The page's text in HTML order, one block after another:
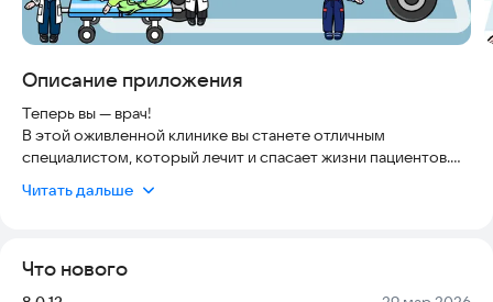
Описание приложения
Теперь вы — врач!
В этой оживленной клинике вы станете отличным
специалистом, который лечит и спасает жизни пациентов.
чтобы понять, как работает больница изнутри. Постройте
вольны выбирать любую роль по своему желанию.
Читать дальше
Что нового